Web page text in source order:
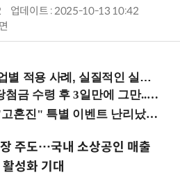
업데이트 : 2025-10-13 10:42
실질적인 실행 전략을 공유 (9/18 양재역)
주도…국내 소상공인 매출
성화 기대